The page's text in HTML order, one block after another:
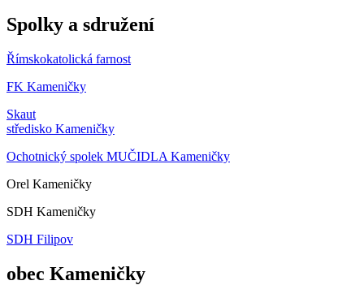
Spolky a sdružení
Římskokatolická farnost
FK Kameničky
Skaut
středisko Kameničky
Ochotnický spolek MUČIDLA Kameničky
Orel Kameničky
SDH Kameničky
SDH Filipov
obec Kameničky